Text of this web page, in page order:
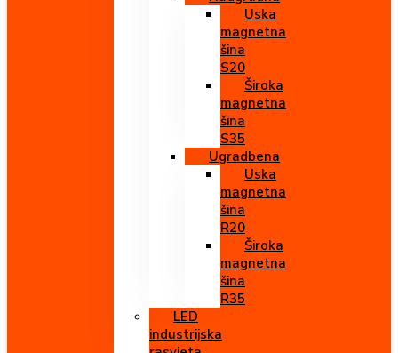
Uska
magnetna
šina
S20
Široka
magnetna
šina
S35
Ugradbena
Uska
magnetna
šina
R20
Široka
magnetna
šina
R35
LED
industrijska